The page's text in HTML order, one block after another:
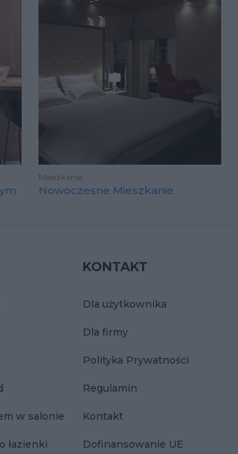
Mieszkanie
Nowoczesne Mieszkanie
w salonie
łazienki
KONTAKT
Dla użytkownika
Dla firmy
Polityka Prywatności
Regulamin
Kontakt
Dofinansowanie UE